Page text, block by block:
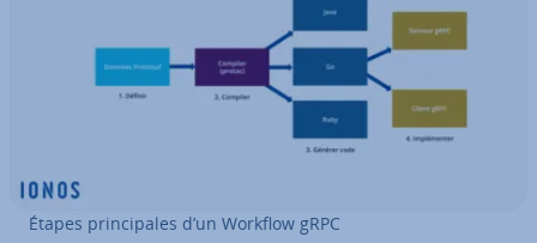
Étapes prin­ci­pales d’un Workflow gRPC